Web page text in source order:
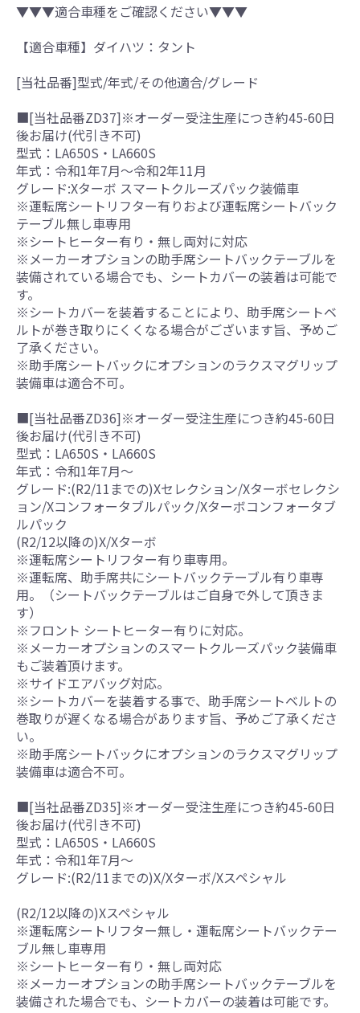
▼▼▼適合車種をご確認ください▼▼▼
【適合車種】ダイハツ：タント
[当社品番]型式/年式/その他適合/グレード
■[当社品番ZD37]※オーダー受注生産につき約45-60日
後お届け(代引き不可)
型式：LA650S・LA660S
年式：令和1年7月～令和2年11月
グレード:Xターボ スマートクルーズパック装備車
※運転席シートリフター有りおよび運転席シートバック
テーブル無し車専用
※シートヒーター有り・無し両対に対応
※メーカーオプションの助手席シートバックテーブルを
装備されている場合でも、シートカバーの装着は可能で
す。
※シートカバーを装着することにより、助手席シートベ
ルトが巻き取りにくくなる場合がございます旨、予めご
了承ください。
※助手席シートバックにオプションのラクスマグリップ
装備車は適合不可。
■[当社品番ZD36]※オーダー受注生産につき約45-60日
後お届け(代引き不可)
型式：LA650S・LA660S
年式：令和1年7月～
グレード:(R2/11までの)Xセレクション/Xターボセレクシ
ョン/Xコンフォータブルパック/Xターボコンフォータブ
ルパック
(R2/12以降の)X/Xターボ
※運転席シートリフター有り車専用。
※運転席、助手席共にシートバックテーブル有り車専
用。（シートバックテーブルはご自身で外して頂きま
す）
※フロント シートヒーター有りに対応。
※メーカーオプションのスマートクルーズパック装備車
もご装着頂けます。
※サイドエアバッグ対応。
※シートカバーを装着する事で、助手席シートベルトの
巻取りが遅くなる場合があります旨、予めご了承くださ
い。
※助手席シートバックにオプションのラクスマグリップ
装備車は適合不可。
■[当社品番ZD35]※オーダー受注生産につき約45-60日
後お届け(代引き不可)
型式：LA650S・LA660S
年式：令和1年7月～
グレード:(R2/11までの)X/Xターボ/Xスペシャル
(R2/12以降の)Xスペシャル
※運転席シートリフター無し・運転席シートバックテー
ブル無し車専用
※シートヒーター有り・無し両対応
※メーカーオプションの助手席シートバックテーブルを
装備された場合でも、シートカバーの装着は可能です。